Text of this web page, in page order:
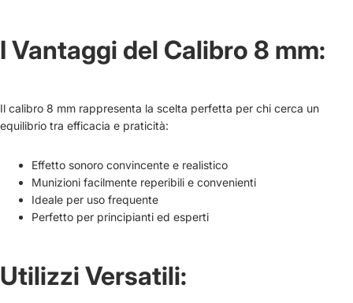
I Vantaggi del Calibro 8 mm:
Il calibro 8 mm rappresenta la scelta perfetta per chi cerca un
equilibrio tra efficacia e praticità:
Effetto sonoro convincente e realistico
Munizioni facilmente reperibili e convenienti
Ideale per uso frequente
Perfetto per principianti ed esperti
Utilizzi Versatili: